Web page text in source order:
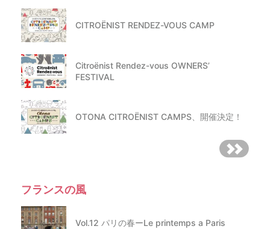
CITROËNIST RENDEZ-VOUS CAMP
Citroënist Rendez-vous OWNERS’
FESTIVAL
OTONA CITROËNIST CAMPS、開催決定！
フランスの風
Vol.12 パリの春ーLe printemps a Paris